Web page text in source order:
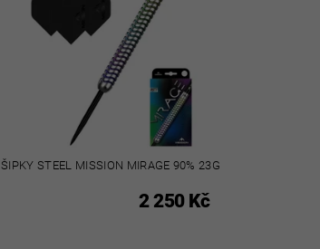
ŠIPKY STEEL MISSION MIRAGE 90% 23G
2 250 Kč